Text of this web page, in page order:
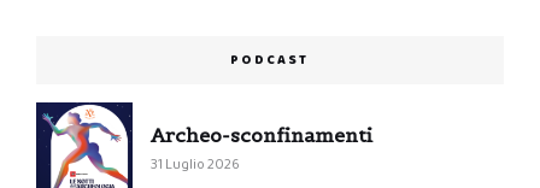
PODCAST
Archeo-sconfinamenti
31 Luglio 2026